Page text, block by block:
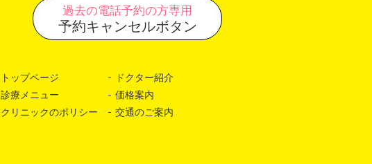
過去の電話予約の方専用
予約キャンセルボタン
トップページ
ドクター紹介
診療メニュー
価格案内
クリニックのポリシー
交通のご案内